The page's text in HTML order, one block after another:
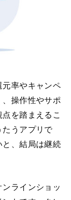
率やキャンペ
操作性やサポ
を踏まえるこ
たうアプリで
と、結局は継続
ラインショッ